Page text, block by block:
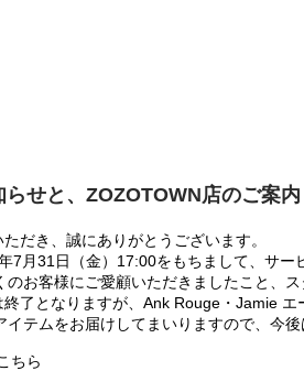
らせと、ZOZOTOWN店のご案内
だき、誠にありがとうございます。
7月31日（金）17:00をもちまして、サー
お客様にご愛顧いただきましたこと、
了となりますが、Ank Rouge・Jamie
イテムをお届けしてまいりますので、今
ちら